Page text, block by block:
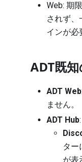
Web: 期
されず、
インが必
ADT既
ADT Web
ません。
ADT Hub:
ター
が表